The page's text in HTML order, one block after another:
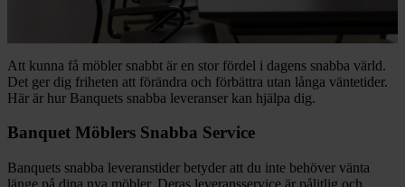
Att kunna få möbler snabbt är en stor fördel i dagens snabba värld.
Det ger dig friheten att förändra och förbättra utan långa väntetider.
Här är hur Banquets snabba leveranser kan hjälpa dig.
Banquet Möblers Snabba Service
Banquets snabba leveranstider betyder att du inte behöver vänta